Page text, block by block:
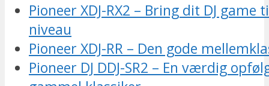
Pioneer XDJ-RX2 – Bring dit DJ
niveau
Pioneer XDJ-RR – Den gode
Pioneer DJ DDJ-SR2 – En værdig